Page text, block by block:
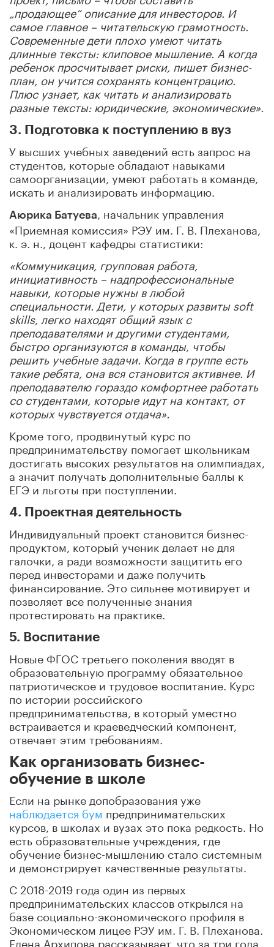
„продающее“ описание для инвесторов. И
самое главное – читательскую грамотность.
Современные дети плохо умеют читать
длинные тексты: клиповое мышление. А когда
ребенок просчитывает риски, пишет бизнес-
план, он учится сохранять концентрацию.
Плюс узнает, как читать и анализировать
разные тексты: юридические, экономические».
3. Подготовка к поступлению в вуз
У высших учебных заведений есть запрос на
студентов, которые обладают навыками
самоорганизации, умеют работать в команде,
искать и анализировать информацию.
Аюрика Батуева
, начальник управления
«Приемная комиссия» РЭУ им. Г. В. Плеханова,
к. э. н., доцент кафедры статистики:
«Коммуникация, групповая работа,
инициативность – надпрофессиональные
навыки, которые нужны в любой
специальности. Дети, у которых развиты soft
skills, легко находят общий язык с
преподавателями и другими студентами,
быстро организуются в команды, чтобы
решить учебные задачи. Когда в группе есть
такие ребята, она вся становится активнее. И
преподавателю гораздо комфортнее работать
со студентами, которые идут на контакт, от
которых чувствуется отдача».
Кроме того, продвинутый курс по
предпринимательству помогает школьникам
достигать высоких результатов на олимпиадах,
а значит получать дополнительные баллы к
ЕГЭ и льготы при поступлении.
4. Проектная деятельность
Индивидуальный проект становится бизнес-
продуктом, который ученик делает не для
галочки, а ради возможности защитить его
перед инвесторами и даже получить
финансирование. Это сильнее мотивирует и
позволяет все полученные знания
протестировать на практике.
5. Воспитание
Новые ФГОС третьего поколения вводят в
образовательную программу обязательное
патриотическое и трудовое воспитание. Курс
по истории российского
предпринимательства, в который уместно
встраивается и краеведческий компонент,
отвечает этим требованиям.
Как организовать бизнес-
обучение в школе
Если на рынке допобразования уже
наблюдается бум предпринимательских
курсов, в школах и вузах это пока редкость. Но
есть образовательные учреждения, где
обучение бизнес-мышлению стало системным
и демонстрирует качественные результаты.
С 2018-2019 года один из первых
предпринимательских классов открылся на
базе социально-экономического профиля в
Экономическом лицее РЭУ им. Г. В. Плеханова.
Елена Архипова рассказывает, что за три года